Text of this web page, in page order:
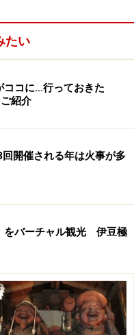
の弟である素戔嗚尊の
いておられました。そ
分の子孫が治めるべき
たい
ココに…行っておきた
紹介
開催される年は火事が多
をバーチャル観光 伊豆極